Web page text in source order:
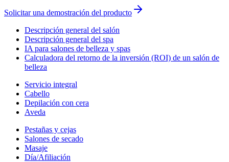
Solicitar una demostración del producto
Descripción general del salón
Descripción general del spa
IA para salones de belleza y spas
Calculadora del retorno de la inversión (ROI) de un salón de
belleza
Servicio integral
Cabello
Depilación con cera
Aveda
Pestañas y cejas
Salones de secado
Masaje
Día/Afiliación